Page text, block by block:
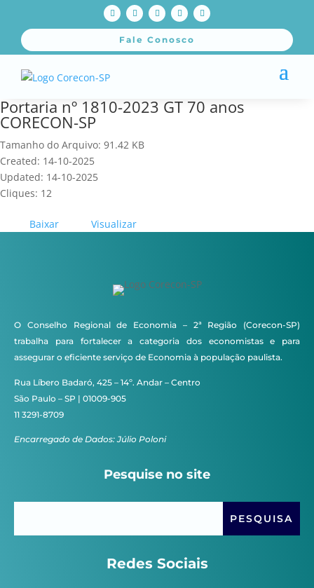
Fale Conosco
Portaria nº 1810-2023 GT 70 anos
CORECON-SP
Tamanho do Arquivo: 91.42 KB
Created: 14-10-2025
Updated: 14-10-2025
Cliques: 12
Baixar Visualizar
O Conselho Regional de Economia – 2ª Região (Corecon-SP)
trabalha para fortalecer a categoria dos economistas e para
assegurar o eficiente serviço de Economia à população paulista.
Rua Líbero Badaró, 425 – 14º. Andar – Centro
São Paulo – SP | 01009-905
11 3291-8709
Encarregado de Dados: Júlio Poloni
Pesquise no site
Redes Sociais